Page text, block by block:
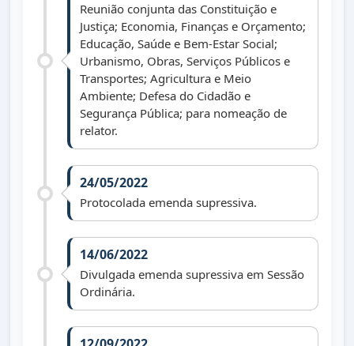
Reunião conjunta das Constituição e
Justiça; Economia, Finanças e Orçamento;
Educação, Saúde e Bem-Estar Social;
Urbanismo, Obras, Serviços Públicos e
Transportes; Agricultura e Meio
Ambiente; Defesa do Cidadão e
Segurança Pública; para nomeação de
relator.
24/05/2022
Protocolada emenda supressiva.
14/06/2022
Divulgada emenda supressiva em Sessão
Ordinária.